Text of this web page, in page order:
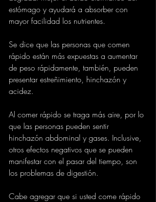
estómago y ayudará a absorber con
mayor facilidad los nutrientes.
Se dice que las personas que comen
rápido están más expuestas a aumentar
de peso rápidamente, también, pueden
presentar estreñimiento, hinchazón y
acidez.
Al comer rápido se traga más aire, por lo
que las personas pueden sentir
hinchazón abdominal y gases. Inclusive,
otros efectos negativos que se pueden
manifestar con el pasar del tiempo, son
los problemas de digestión.
Cabe agregar que si usted come rápido